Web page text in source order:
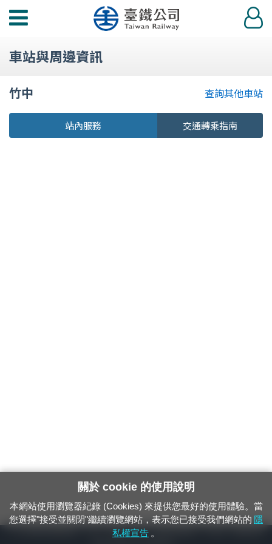
功
選
登
入
車站與周邊資訊
竹中 查詢其他車站
站內服務 交通轉乘指南
24小時緊急通報電話：1933（市話、手機，僅限發現軌道、平交道、橋樑及隧
關於 cookie 的使用說明
本網站使用瀏覽器紀錄 (Cookies) 來提供您最好的使用體驗。當
您選擇"接受並關閉"繼續瀏覽網站，表示您已接受我們網站的 隱
私權宣告 。